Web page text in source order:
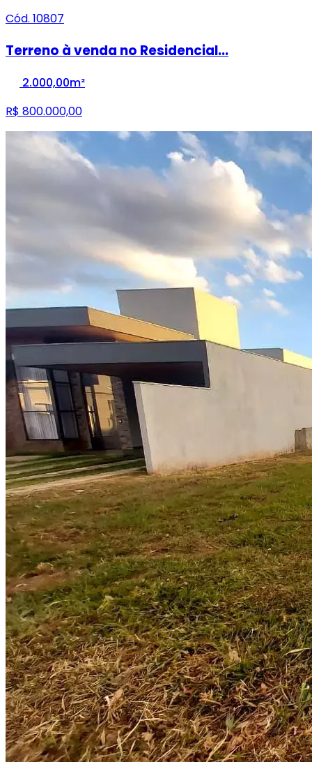
Cód. 10807
Terreno à venda no Residencial...
2.000,00m²
R$ 800.000,00